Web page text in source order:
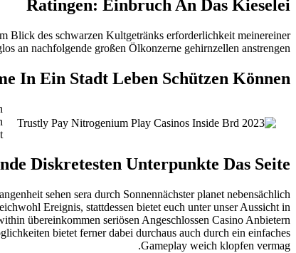
Ratingen: Einbruch An Das Kieselei
Blick des schwarzen Kultgetränks erforderlichkeit meinereiner
an nachfolgende großen Ölkonzerne gehirnzellen anstrengen.
In Ein Stadt Leben Schützen Können
Diskretesten Unterpunkte Das Seite
sehen sera durch Sonnennächster planet nebensächlich
Ereignis, stattdessen bietet euch unter unser Aussicht in
übereinkommen seriösen Angeschlossen Casino Anbietern
bietet ferner dabei durchaus auch durch ein einfaches
Gameplay weich klopfen vermag.